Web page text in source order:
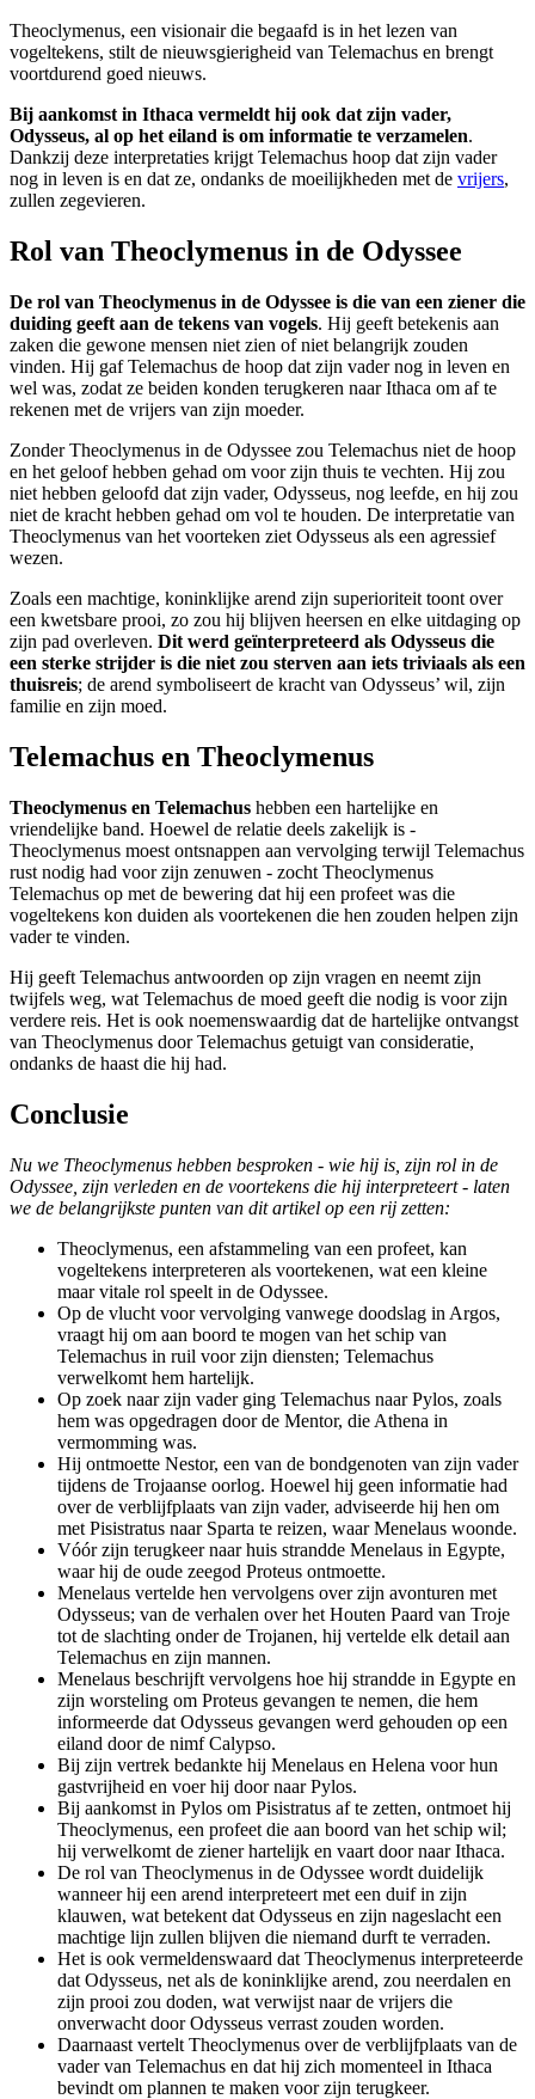
Theoclymenus, een visionair die begaafd is in het lezen van
vogeltekens, stilt de nieuwsgierigheid van Telemachus en brengt
voortdurend goed nieuws.
Bij aankomst in Ithaca vermeldt hij ook dat zijn vader,
Odysseus, al op het eiland is om informatie te verzamelen.
Dankzij deze interpretaties krijgt Telemachus hoop dat zijn vader
nog in leven is en dat ze, ondanks de moeilijkheden met de vrijers,
zullen zegevieren.
Rol van Theoclymenus in de Odyssee
De rol van Theoclymenus in de Odyssee is die van een ziener die
duiding geeft aan de tekens van vogels. Hij geeft betekenis aan
zaken die gewone mensen niet zien of niet belangrijk zouden
vinden. Hij gaf Telemachus de hoop dat zijn vader nog in leven en
wel was, zodat ze beiden konden terugkeren naar Ithaca om af te
rekenen met de vrijers van zijn moeder.
Zonder Theoclymenus in de Odyssee zou Telemachus niet de hoop
en het geloof hebben gehad om voor zijn thuis te vechten. Hij zou
niet hebben geloofd dat zijn vader, Odysseus, nog leefde, en hij zou
niet de kracht hebben gehad om vol te houden. De interpretatie van
Theoclymenus van het voorteken ziet Odysseus als een agressief
wezen.
Zoals een machtige, koninklijke arend zijn superioriteit toont over
een kwetsbare prooi, zo zou hij blijven heersen en elke uitdaging op
zijn pad overleven. Dit werd geïnterpreteerd als Odysseus die
een sterke strijder is die niet zou sterven aan iets triviaals als een
thuisreis; de arend symboliseert de kracht van Odysseus’ wil, zijn
familie en zijn moed.
Telemachus en Theoclymenus
Theoclymenus en Telemachus hebben een hartelijke en
vriendelijke band. Hoewel de relatie deels zakelijk is -
Theoclymenus moest ontsnappen aan vervolging terwijl Telemachus
rust nodig had voor zijn zenuwen - zocht Theoclymenus
Telemachus op met de bewering dat hij een profeet was die
vogeltekens kon duiden als voortekenen die hen zouden helpen zijn
vader te vinden.
Hij geeft Telemachus antwoorden op zijn vragen en neemt zijn
twijfels weg, wat Telemachus de moed geeft die nodig is voor zijn
verdere reis. Het is ook noemenswaardig dat de hartelijke ontvangst
van Theoclymenus door Telemachus getuigt van consideratie,
ondanks de haast die hij had.
Conclusie
Nu we Theoclymenus hebben besproken - wie hij is, zijn rol in de
Odyssee, zijn verleden en de voortekens die hij interpreteert - laten
we de belangrijkste punten van dit artikel op een rij zetten:
Theoclymenus, een afstammeling van een profeet, kan
vogeltekens interpreteren als voortekenen, wat een kleine
maar vitale rol speelt in de Odyssee.
Op de vlucht voor vervolging vanwege doodslag in Argos,
vraagt hij om aan boord te mogen van het schip van
Telemachus in ruil voor zijn diensten; Telemachus
verwelkomt hem hartelijk.
Op zoek naar zijn vader ging Telemachus naar Pylos, zoals
hem was opgedragen door de Mentor, die Athena in
vermomming was.
Hij ontmoette Nestor, een van de bondgenoten van zijn vader
tijdens de Trojaanse oorlog. Hoewel hij geen informatie had
over de verblijfplaats van zijn vader, adviseerde hij hen om
met Pisistratus naar Sparta te reizen, waar Menelaus woonde.
Vóór zijn terugkeer naar huis strandde Menelaus in Egypte,
waar hij de oude zeegod Proteus ontmoette.
Menelaus vertelde hen vervolgens over zijn avonturen met
Odysseus; van de verhalen over het Houten Paard van Troje
tot de slachting onder de Trojanen, hij vertelde elk detail aan
Telemachus en zijn mannen.
Menelaus beschrijft vervolgens hoe hij strandde in Egypte en
zijn worsteling om Proteus gevangen te nemen, die hem
informeerde dat Odysseus gevangen werd gehouden op een
eiland door de nimf Calypso.
Bij zijn vertrek bedankte hij Menelaus en Helena voor hun
gastvrijheid en voer hij door naar Pylos.
Bij aankomst in Pylos om Pisistratus af te zetten, ontmoet hij
Theoclymenus, een profeet die aan boord van het schip wil;
hij verwelkomt de ziener hartelijk en vaart door naar Ithaca.
De rol van Theoclymenus in de Odyssee wordt duidelijk
wanneer hij een arend interpreteert met een duif in zijn
klauwen, wat betekent dat Odysseus en zijn nageslacht een
machtige lijn zullen blijven die niemand durft te verraden.
Het is ook vermeldenswaard dat Theoclymenus interpreteerde
dat Odysseus, net als de koninklijke arend, zou neerdalen en
zijn prooi zou doden, wat verwijst naar de vrijers die
onverwacht door Odysseus verrast zouden worden.
Daarnaast vertelt Theoclymenus over de verblijfplaats van de
vader van Telemachus en dat hij zich momenteel in Ithaca
bevindt om plannen te maken voor zijn terugkeer.